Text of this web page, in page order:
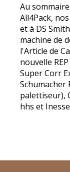
Au
All4Pack,
et à DS
machine de
l'Article de
nouvelle
Super Corr
palettiseur),
hhs et